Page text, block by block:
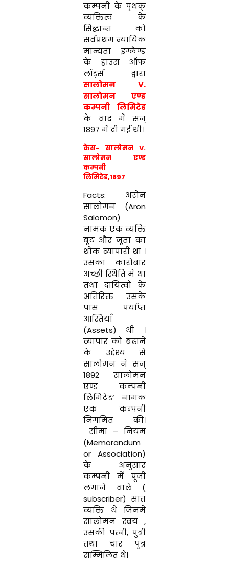
कम्पनी केपृथक्
व्यक्तित्वके
सिद्धान्त को
सर्वप्रथम न्यायिक
मान्यता इंग्लैण्ड
केहाउस ऑफ
लॉर्ड्सद्वारा
सालोमनV.
सालोमन एण्ड
कम्पनी लिमिटेड
के वादमेंसन्
1897 मेंदीगईथी।
केस- सालोमनV.
सालोमन एण्ड
कम्पनी
लिमिटेड,1897
Facts: अरोन
सालोमन (Aron
Salomon)
नामकएकव्यक्ति
बूट और जूताका
थोक व्यापारी था ।
उसका कारोबार
अच्छी स्थितिमे था
तथादायित्वोके
अतिरिक्तउसके
पासपर्याप्त
आस्तियाँ
(Assets) थी ।
व्यापारकोबढ़ाने
के उद्देश्यसे
सालोमननेसन्
1892सालोमन
एण्डकम्पनी
लिमिटेड‘नामक
एक कम्पनी
निगमितकी।
सीमा –नियम
(Memorandum
orAssociation)
के अनुसार
कम्पनी मेंपूंजी
लगाने वाले (
subscriber)सात
व्यक्ति थेजिनमे
सालोमन स्वयं,
उसकी पत्नी,पुत्री
तथाचारपुत्र
सम्मिलित थे।